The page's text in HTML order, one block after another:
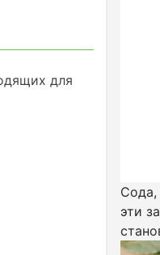
для
Сода,
эти